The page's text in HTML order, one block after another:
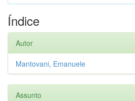
Índice
Autor
Mantovani, Emanuele
Assunto